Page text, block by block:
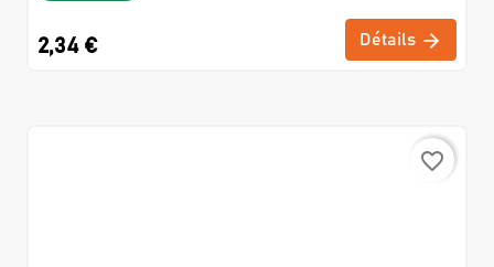
2,34 € Détails
favorite_border